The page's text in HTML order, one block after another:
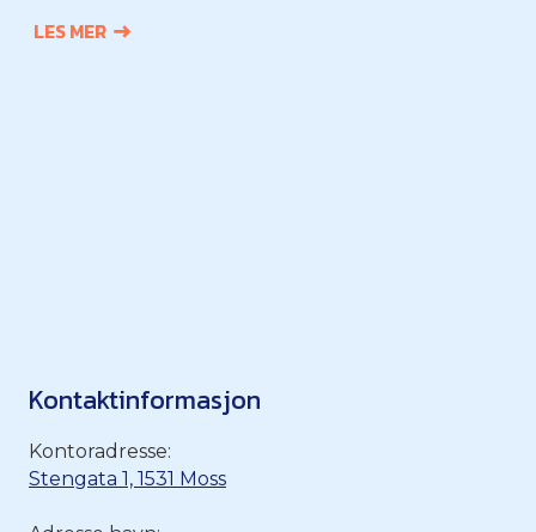
LES MER
Kontaktinformasjon
Kontoradresse:
Stengata 1, 1531 Moss